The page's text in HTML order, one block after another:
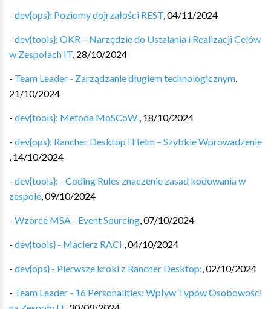
- dev{ops}: Poziomy dojrzałości REST,04/11/2024
- dev{tools}: OKR – Narzędzie do Ustalania i Realizacji Celów
w Zespołach IT, 28/10/2024
- Team Leader - Zarządzanie długiem technologicznym,
21/10/2024
- dev{tools}: Metoda MoSCoW , 18/10/2024
- dev{ops}: Rancher Desktop i Helm – Szybkie Wprowadzenie
, 14/10/2024
- dev{tools}: - Coding Rules znaczenie zasad kodowania w
zespole,09/10/2024
- Wzorce MSA - Event Sourcing,07/10/2024
- dev{tools} - Macierz RACI ,04/10/2024
- dev{ops} - Pierwsze kroki z Rancher Desktop:,02/10/2024
- Team Leader - 16 Personalities: Wpływ Typów Osobowości